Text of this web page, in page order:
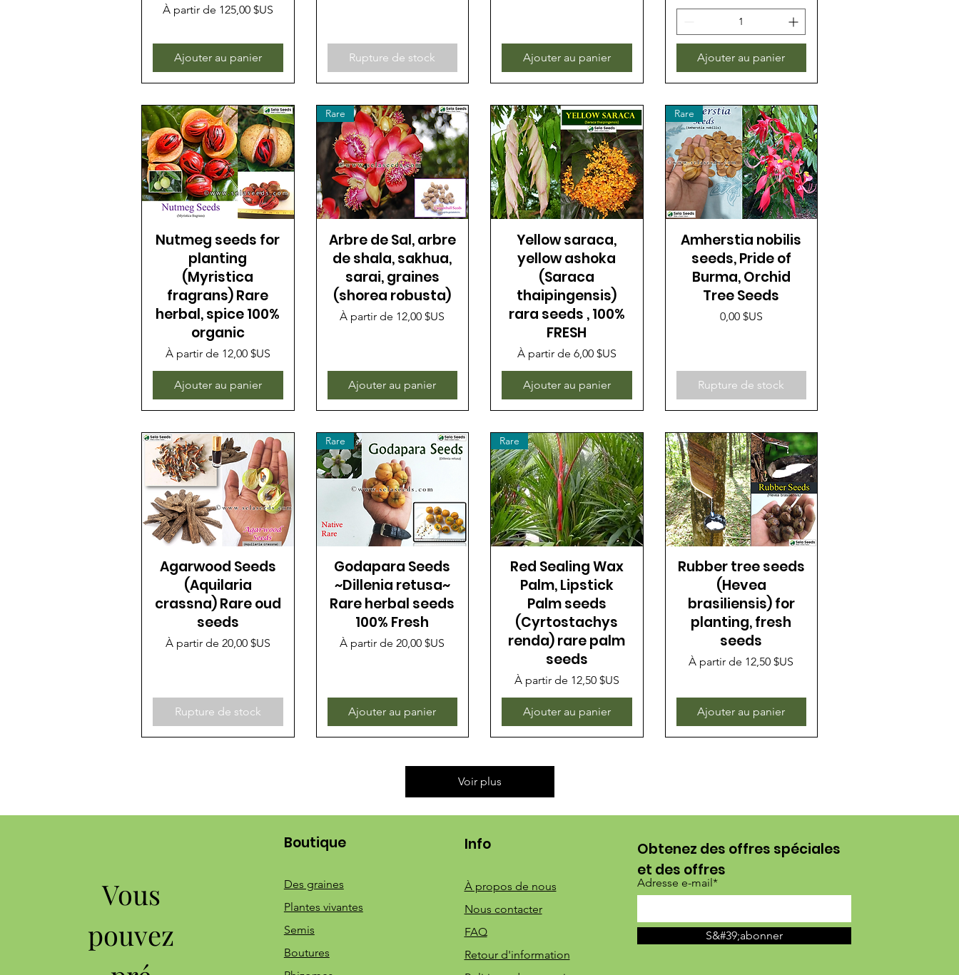
À partir de 125,00 $US
Prix promotionnel
Ajouter au panier Rupture de stock Ajouter au panier Ajouter au panier
Nutmeg seeds for
planting
(Myristica
fragrans) Rare
herbal, spice 100%
organic
À partir de 12,00 $US
Prix promotionnel
Ajouter au panier
Rare
Arbre de Sal, arbre
de shala, sakhua,
sarai, graines
(shorea robusta)
À partir de 12,00 $US
Prix promotionnel
Ajouter au panier
Yellow saraca,
yellow ashoka
(Saraca
thaipingensis)
rara seeds , 100%
FRESH
À partir de 6,00 $US
Prix promotionnel
Ajouter au panier
Rare
Amherstia nobilis
seeds, Pride of
Burma, Orchid
Tree Seeds
Prix
0,00 $US
Rupture de stock
Agarwood Seeds
(Aquilaria
crassna) Rare oud
seeds
À partir de 20,00 $US
Prix promotionnel
Rupture de stock
Rare
Godapara Seeds
~Dillenia retusa~
Rare herbal seeds
100% Fresh
À partir de20,00 $US
Prix promotionnel
Ajouter au panier
Rare
Red Sealing Wax
Palm, Lipstick
Palm seeds
(Cyrtostachys
renda) rare palm
seeds
À partir de 12,50 $US
Prix promotionnel
Ajouter au panier
Rubber tree seeds
(Hevea
brasiliensis) for
planting, fresh
seeds
À partir de 12,50 $US
Prix promotionnel
Ajouter au panier
Voir plus
Vous
pouvez
Boutique
Des graines
Plantes vivantes
Semis
Boutures
Info
À propos de nous
Nous contacter
FAQ
Retour d'information
Obtenez des offres spéciales
et des offres
Adresse e-mail*
S&#39;abonner